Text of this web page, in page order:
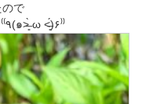
ので
明日からまたガンガン織って行きます！‎⁽⁽٩(๑˃̶͈̀ ω ˂̶͈́)۶⁾⁾